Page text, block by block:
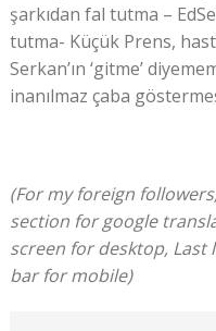
şarkıdan fal tutma –
tutma- Küçük Prens,
Serkan’ın ‘gitme’
inanılmaz çaba
(For my foreign
section for google
screen for desktop,
bar for mobile)